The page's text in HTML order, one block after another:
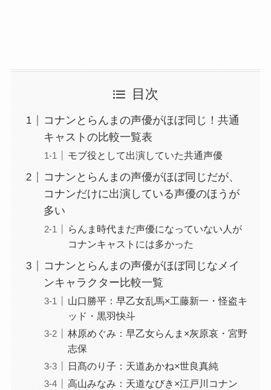
目次
コナンとらんまの声優がほぼ同じ！共通
キャストの比較一覧表
モブ役として出演していた共通声優
コナンとらんまの声優がほぼ同じだが、
コナンだけに出演している声優のほうが
多い
らんま時代まだ声優になっていない人が
コナンキャストには多かった
コナンとらんまの声優がほぼ同じなメイ
ンキャラクター比較一覧
山口勝平：早乙女乱馬×工藤新一・怪盗キ
ッド・黒羽快斗
林原めぐみ：早乙女らんま×灰原哀・宮野
志保
日髙のり子：天道あかね×世良真純
高山みなみ：天道なびき×江戸川コナン